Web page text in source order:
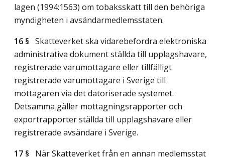
lagen (1994:1563) om tobaksskatt till den behöriga
myndigheten i avsändarmedlemsstaten.
16 § Skatteverket ska vidarebefordra elektroniska
administrativa dokument ställda till upplagshavare,
registrerade varumottagare eller tillfälligt
registrerade varumottagare i Sverige till
mottagaren via det datoriserade systemet.
Detsamma gäller mottagningsrapporter och
exportrapporter ställda till upplagshavare eller
registrerade avsändare i Sverige.
17 § När Skatteverket från en annan medlemsstat